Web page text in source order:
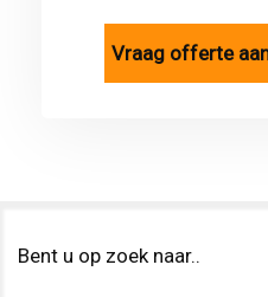
Bent u op zoek naar..